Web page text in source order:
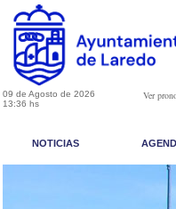
09 de Agosto de 2026
13:36 hs
Ver
NOTICIAS